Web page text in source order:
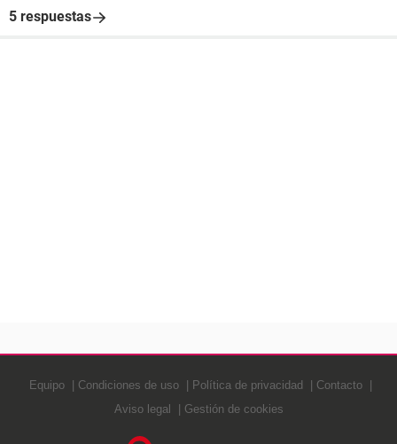
5 respuestas
Equipo Condiciones de uso Política de privacidad
Contacto
Aviso legal
Gestión de cookies